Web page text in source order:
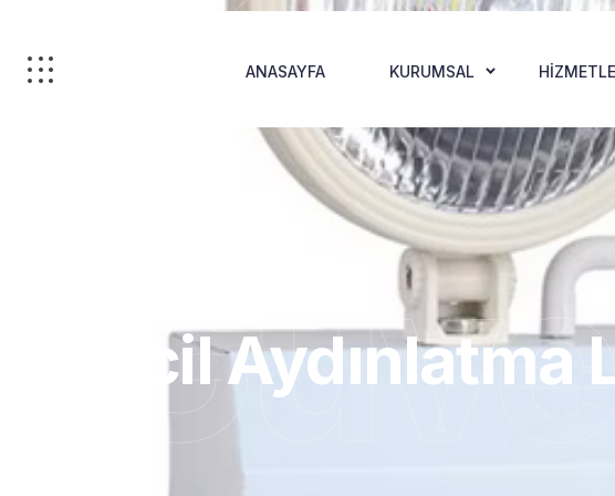
ANASAYFA KURUMSAL
Acil Aydınlatma